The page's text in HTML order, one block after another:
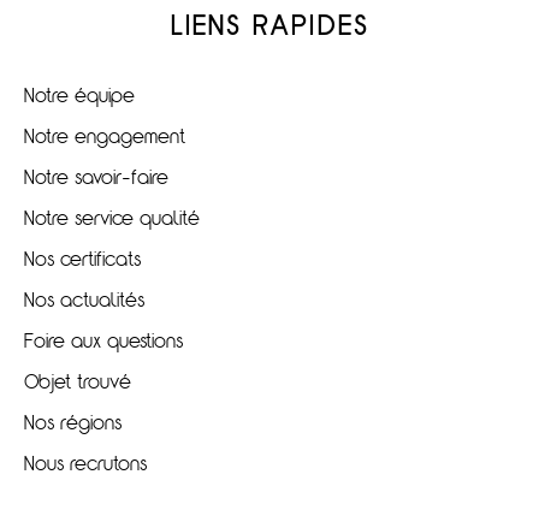
LIENS RAPIDES
Notre équipe
Notre engagement
Notre savoir-faire
Notre service qualité
Nos certificats
Nos actualités
Foire aux questions
Objet trouvé
Nos régions
Nous recrutons